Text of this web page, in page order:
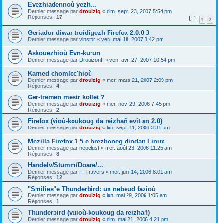
Evezhiadennoù yezh...
Dernier message par drouizig « dim. sept. 23, 2007 5:54 pm
Réponses : 17 1 2
Geriadur diwar troidigezh Firefox 2.0.0.3
Dernier message par vinstor « ven. mai 18, 2007 3:42 pm
Askouezhioù Evn-kurun
Dernier message par Drouizonff « ven. avr. 27, 2007 10:54 pm
Karned chomlec'hioù
Dernier message par drouizig « mer. mars 21, 2007 2:09 pm
Réponses : 4
Ger-tremen mestr kollet ?
Dernier message par drouizig « mer. nov. 29, 2006 7:45 pm
Réponses : 2
Firefox (vioù-koukoug da reizhañ evit an 2.0)
Dernier message par drouizig « lun. sept. 11, 2006 3:31 pm
Mozilla Firefox 1.5 e brezhoneg dindan Linux
Dernier message par neoclust « mer. août 23, 2006 11:25 am
Réponses : 8
Handelv/Stumm/Doare/...
Dernier message par F. Travers « mer. juin 14, 2006 8:01 am
Réponses : 12
"Smilies"e Thunderbird: un nebeud fazioù
Dernier message par drouizig « lun. mai 29, 2006 1:05 am
Réponses : 1
Thunderbird (vuioù-koukoug da reizhañ)
Dernier message par drouizig « dim. mai 21, 2006 4:21 pm